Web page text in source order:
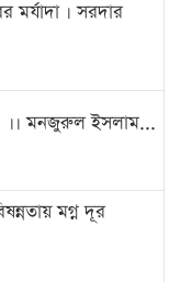
মর্যাদা । সরদার
।। মনজুরুল ইসলাম...
মগ্ন দূর